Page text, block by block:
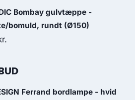
Bombay gulvtæppe -
bomuld, rundt (Ø150)
Ferrand bordlampe - hvid